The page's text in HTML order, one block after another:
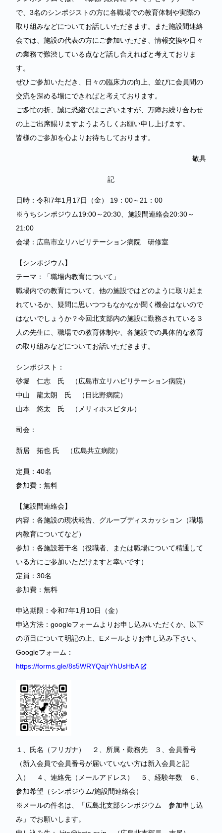
で、3名のシンポジストの方に各職場での教育体制や実際の
取り組みなどについてお話しいただきます。また施設間連絡
会では、施設の代表の方にご参加いただき、情報交換や日々
の業務で難渋している点など話し合えればと考えておりま
す。
ぜひご参加いただき、日々の臨床力の向上、並びに会員間の
交流を深める場にできればと考えております。
ご多忙の折、誠に恐縮ではございますが、万障お繰り合わせ
の上ご出席賜りますようよろしくお願い申し上げます。
皆様のご参加を心よりお待ちしております。
敬具
記
日時：令和7年1月17日（金） 19：00～21：00
※うちシンポジウム19:00～20:30、施設間連絡会20:30～
21:00
会場：広島市立リハビリテーション病院 研修室
【シンポジウム】
テーマ：「職場内教育について」
職場内での教育について、他の施設ではどのように取り組ま
れているか、疑問に思いつつもなかなか聞く機会はないので
はないでしょうか？今回北支部内の施設に勤務されている３
人の先生に、職場での教育体制や、各施設での具体的な教育
の取り組みなどについてお話いただきます。
シンポジスト：
砂堀 仁志 氏 （広島市立リハビリテーション病院）
中山 龍太朗 氏 （日比野病院）
山本 悠太 氏 （メリィホスピタル）
司会：
新居 拓也 氏 （広島共立病院）
定員：40名
参加費：無料
【施設間連絡会】
内容：各施設の現状報告、グループディスカッション（職場
内教育についてなど）
参加：各施設若干名（役職者、または職場について精通して
いる方にご参加いただけますと幸いです）
定員：30名
参加費：無料
申込期限：令和7年1月10日（金）
申込方法：googleフォームよりお申し込みいただくか、以下
の項目について明記の上、Eメールよりお申し込み下さい。
Googleフォーム：
https://forms.gle/8s5WRYQajrYhUsHbA
１、氏名（フリガナ） ２、所属・勤務先 ３、会員番号
（新入会員で会員番号が届いていない方は新入会員と記
入） ４、連絡先（メールアドレス） ５、経験年数 ６、
参加希望（シンポジウム/施設間連絡会）
※メールの件名は、「広島北支部シンポジウム 参加申し込
み」でお願いします。